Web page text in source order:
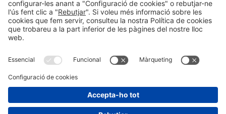
Informació general
Avís legal
Política de cookies
#salofuturaa les xarxes socials